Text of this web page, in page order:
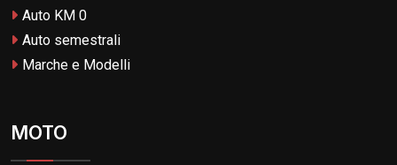
Auto KM 0
Auto semestrali
Marche e Modelli
MOTO